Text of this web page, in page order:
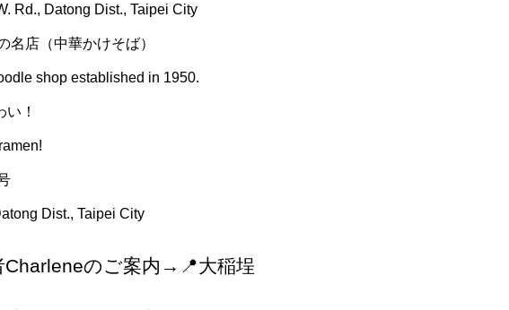
Rd., Datong Dist., Taipei City
名店（中華かけそば）
shop established in 1950.
！
Dist., Taipei City
のご案内→📍大稲埕